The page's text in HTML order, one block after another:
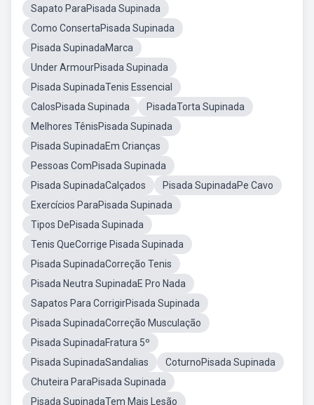
Sapato ParaPisada Supinada
Como ConsertaPisada Supinada
Pisada SupinadaMarca
Under ArmourPisada Supinada
Pisada SupinadaTenis Essencial
CalosPisada Supinada
PisadaTorta Supinada
Melhores TênisPisada Supinada
Pisada SupinadaEm Crianças
Pessoas ComPisada Supinada
Pisada SupinadaCalçados
Pisada SupinadaPe Cavo
Exercícios ParaPisada Supinada
Tipos DePisada Supinada
Tenis QueCorrige Pisada Supinada
Pisada SupinadaCorreção Tenis
Pisada Neutra SupinadaE Pro Nada
Sapatos Para CorrigirPisada Supinada
Pisada SupinadaCorreção Musculação
Pisada SupinadaFratura 5º
Pisada SupinadaSandalias
CoturnoPisada Supinada
Chuteira ParaPisada Supinada
Pisada SupinadaTem Mais Lesão